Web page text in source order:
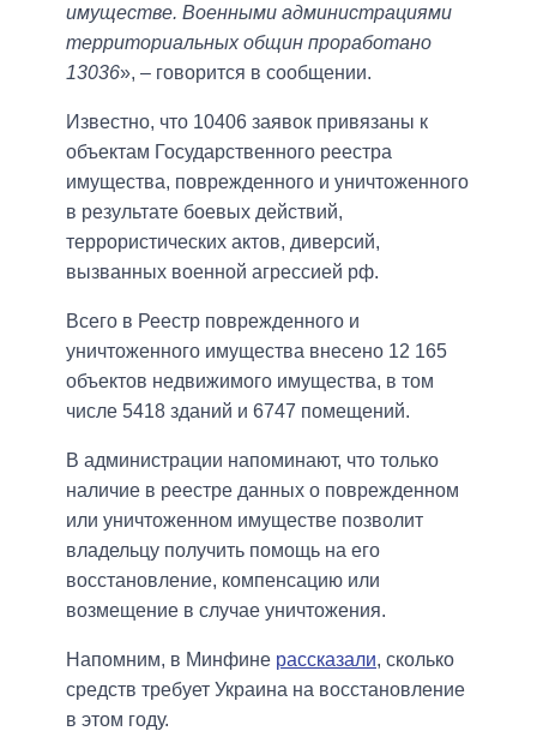
имуществе. Военными администрациями
территориальных общин проработано
13036», – говорится в сообщении.
Известно, что 10406 заявок привязаны к
объектам Государственного реестра
имущества, поврежденного и уничтоженного
в результате боевых действий,
террористических актов, диверсий,
вызванных военной агрессией рф.
Всего в Реестр поврежденного и
уничтоженного имущества внесено 12 165
объектов недвижимого имущества, в том
числе 5418 зданий и 6747 помещений.
В администрации напоминают, что только
наличие в реестре данных о поврежденном
или уничтоженном имуществе позволит
владельцу получить помощь на его
восстановление, компенсацию или
возмещение в случае уничтожения.
Напомним, в Минфине рассказали, сколько
средств требует Украина на восстановление
в этом году.